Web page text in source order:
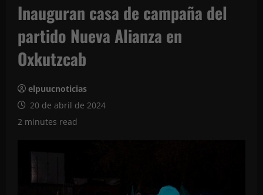
Inauguran casa de campaña del
partido Nueva Alianza en
Oxkutzcab
elpuucnoticias
20 de abril de 2024
2 minutes read